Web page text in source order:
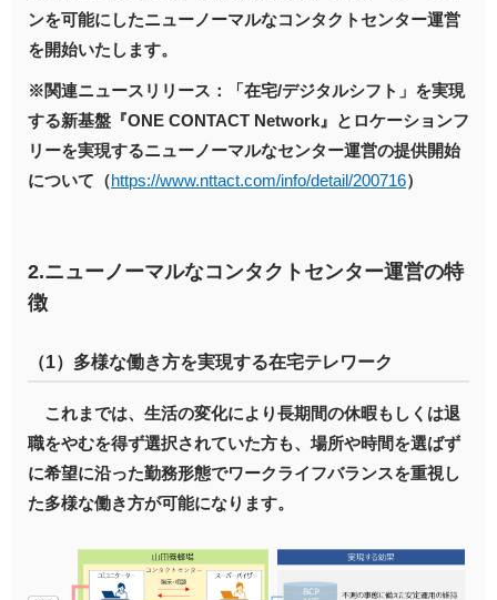
ンを可能にしたニューノーマルなコンタクトセンター運営
を開始いたします。
※関連ニュースリリース：「在宅/デジタルシフト」を実現
する新基盤『ONE CONTACT Network』とロケーションフ
リーを実現するニューノーマルなセンター運営の提供開始
について（https://www.nttact.com/info/detail/200716）
2.ニューノーマルなコンタクトセンター運営の特
徴
（1）多様な働き方を実現する在宅テレワーク
これまでは、生活の変化により長期間の休暇もしくは退
職をやむを得ず選択されていた方も、場所や時間を選ばず
に希望に沿った勤務形態でワークライフバランスを重視し
た多様な働き方が可能になります。